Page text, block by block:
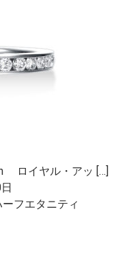
ロイヤル・アッ […]
フエタニティ